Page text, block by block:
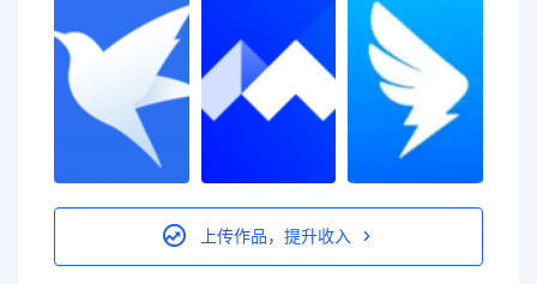
上传作品，提升收入